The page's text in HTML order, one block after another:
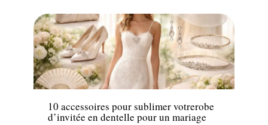
Mariage
10 accessoires pour sublimer votrerobe
d’invitée en dentelle pour un mariage